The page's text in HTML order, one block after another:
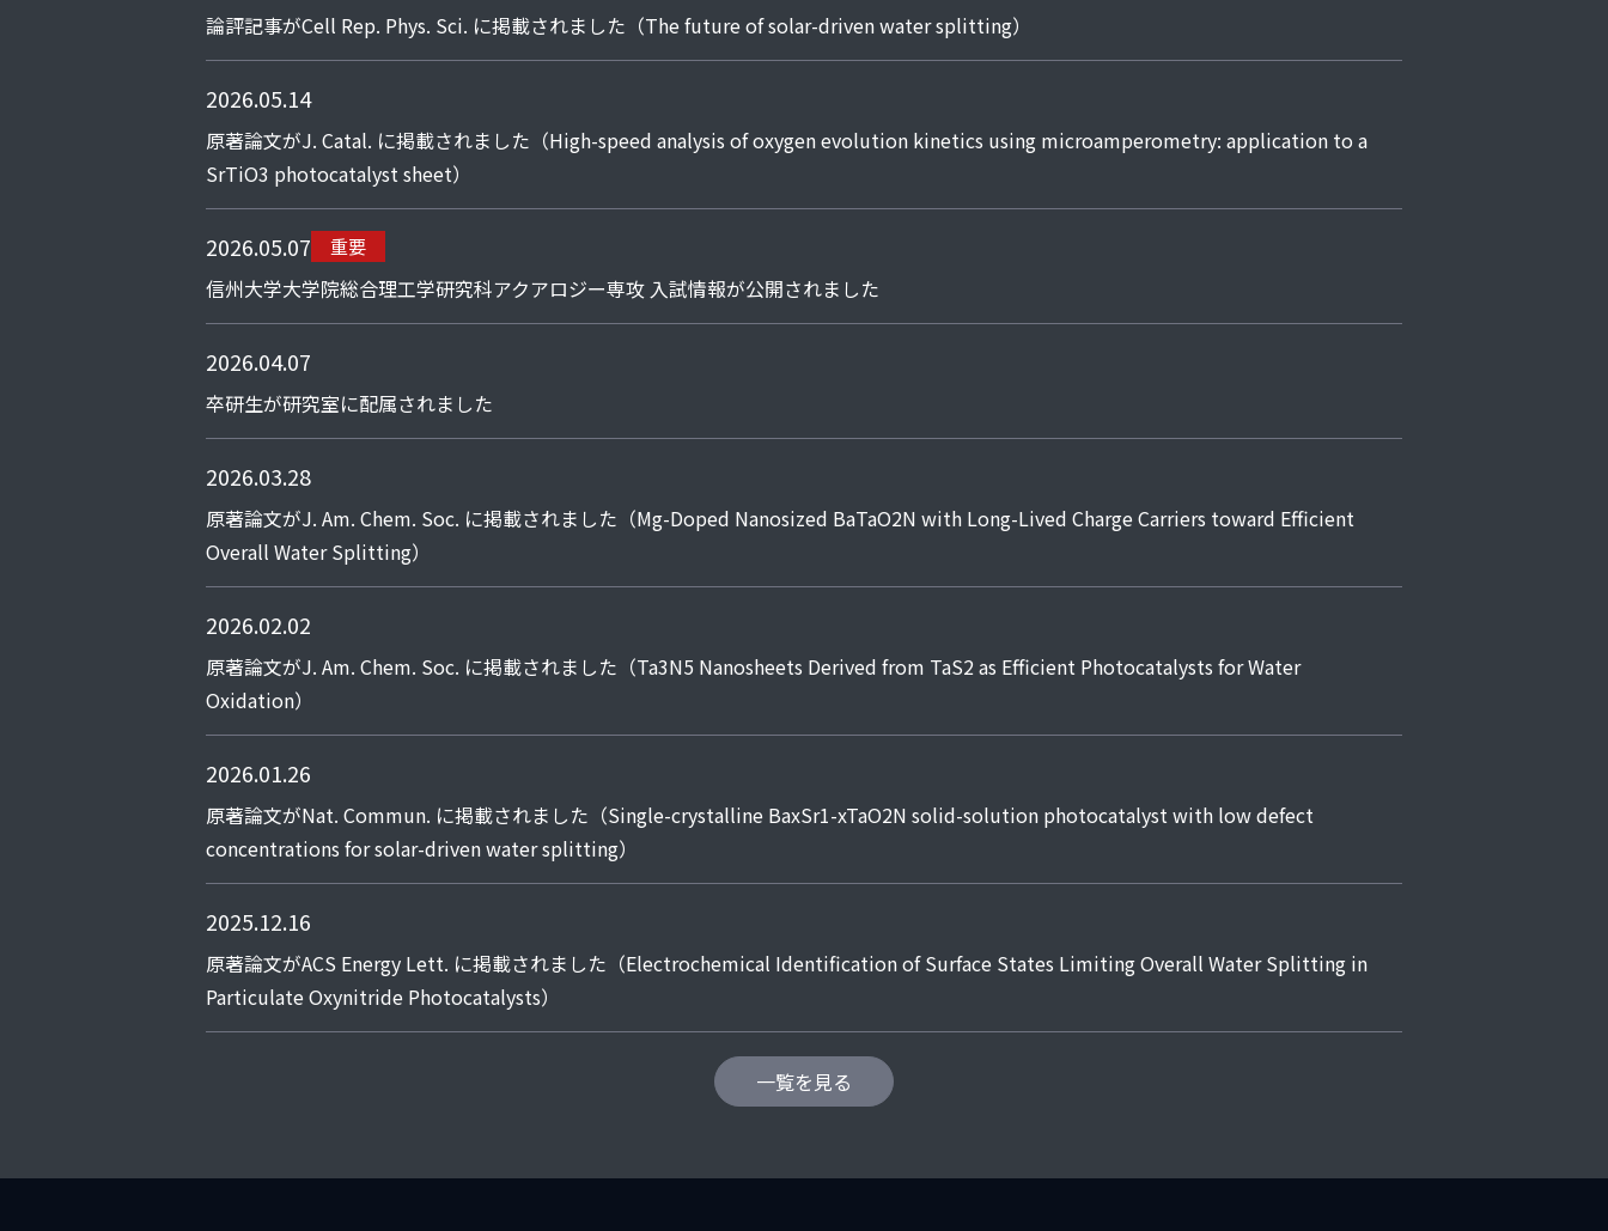
論評記事がCell Rep. Phys. Sci. に掲載されました（The future of solar-driven water splitting）
2026.05.14
原著論文がJ. Catal. に掲載されました（High-speed analysis of oxygen evolution kinetics using microamperometry: application to a
SrTiO3 photocatalyst sheet）
2026.05.07 重要
信州大学大学院総合理工学研究科アクアロジー専攻 入試情報が公開されました
2026.04.07
卒研生が研究室に配属されました
2026.03.28
原著論文がJ. Am. Chem. Soc. に掲載されました（Mg-Doped Nanosized BaTaO2N with Long-Lived Charge Carriers toward Efficient
Overall Water Splitting）
2026.02.02
原著論文がJ. Am. Chem. Soc. に掲載されました（Ta3N5 Nanosheets Derived from TaS2 as Efficient Photocatalysts for Water
Oxidation）
2026.01.26
原著論文がNat. Commun. に掲載されました（Single-crystalline BaxSr1-xTaO2N solid-solution photocatalyst with low defect
concentrations for solar-driven water splitting）
2025.12.16
原著論文がACS Energy Lett. に掲載されました（Electrochemical Identification of Surface States Limiting Overall Water Splitting in
Particulate Oxynitride Photocatalysts）
一覧を見る